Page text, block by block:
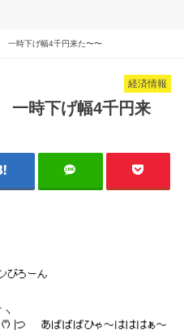
時下げ幅4千円来た〜〜
経済情報
時下げ幅4千円来